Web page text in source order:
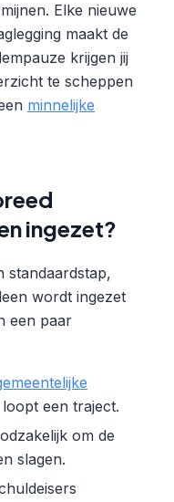
Elke nieuwe
maakt de
krijgen jij
te scheppen
minnelijke
ingezet?
standaardstap,
wordt ingezet
een paar
een traject.
om de
slagen.